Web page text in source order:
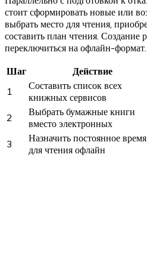
стоит сформировать новые или
выбрать место для чтения,
составить план чтения. Создание
переключиться на офлайн-формат.
Шаг
Действие
1
Составить список всех
книжных сервисов
2
Выбрать бумажные книги
вместо электронных
3
Назначить постоянное время
для чтения офлайн